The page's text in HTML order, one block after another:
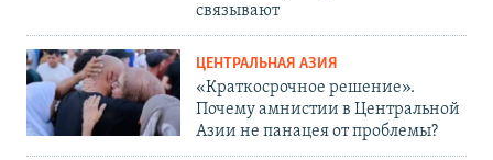
связывают
ЦЕНТРАЛЬНАЯ АЗИЯ
«Краткосрочное решение».
Почему амнистии в Центральной
Азии не панацея от проблемы?